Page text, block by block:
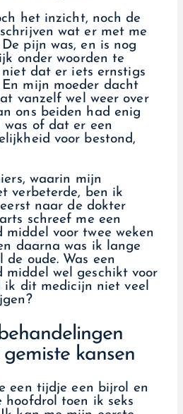
het inzicht, noch de
wat er met me
pijn was, en is nog
onder woorden te
dat er iets ernstigs
mijn moeder dacht
vanzelf wel weer over
ons beiden had enig
of dat er een
voor bestond,
waarin mijn
verbeterde, ben ik
naar de dokter
schreef me een
middel voor twee weken
daarna was ik lange
oude. Was een
middel wel geschikt voor
dit medicijn niet veel
kansen
een tijdje een bijrol en
hoofdrol toen ik seks